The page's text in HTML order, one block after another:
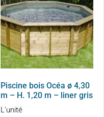
Piscine bois Océa ø 4,30
m – H. 1,20 m – liner gris
L'unité